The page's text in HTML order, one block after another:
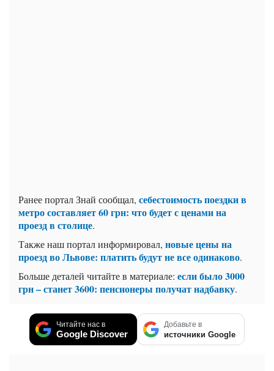
Ранее портал Знай сообщал, себестоимость поездки в
метро составляет 60 грн: что будет с ценами на
проезд в столице.
Также наш портал информировал, новые цены на
проезд во Львове: платить будут не все одинаково.
Больше деталей читайте в материале: если было 3000
грн – станет 3600: пенсионеры получат надбавку.
Читайте нас в
Google Discover
Добавьте в
источники Google